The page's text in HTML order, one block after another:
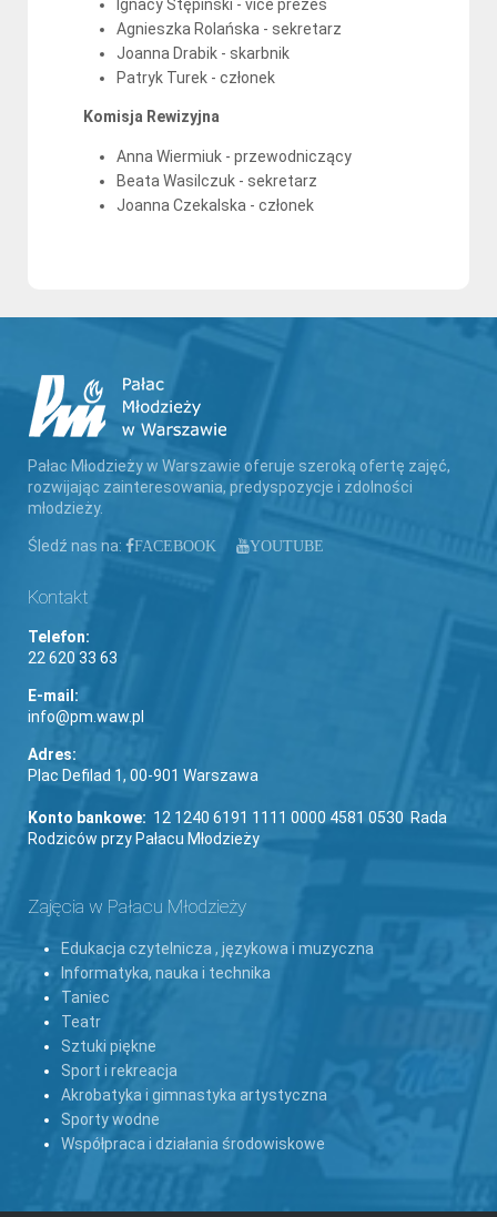
Ignacy Stępiński - vice prezes
Agnieszka Rolańska - sekretarz
Joanna Drabik - skarbnik
Patryk Turek - członek
Komisja Rewizyjna
Anna Wiermiuk - przewodniczący
Beata Wasilczuk - sekretarz
Joanna Czekalska - członek
Pałac Młodzieży w Warszawie oferuje szeroką ofertę zajęć,
rozwijając zainteresowania, predyspozycje i zdolności
młodzieży.
Śledź nas na: FACEBOOK YOUTUBE
Kontakt
Telefon:
22 620 33 63
E-mail:
info@pm.waw.pl
Adres:
Plac Defilad 1, 00-901 Warszawa
Konto bankowe: 12 1240 6191 1111 0000 4581 0530 Rada
Rodziców przy Pałacu Młodzieży
Zajęcia w Pałacu Młodzieży
Edukacja czytelnicza , językowa i muzyczna
Informatyka, nauka i technika
Taniec
Teatr
Sztuki piękne
Sport i rekreacja
Akrobatyka i gimnastyka artystyczna
Sporty wodne
Współpraca i działania środowiskowe